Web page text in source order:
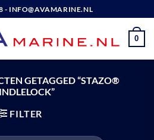
- INFO@AVAMARINE.NL
0
GETAGGED “STAZO®
FILTER